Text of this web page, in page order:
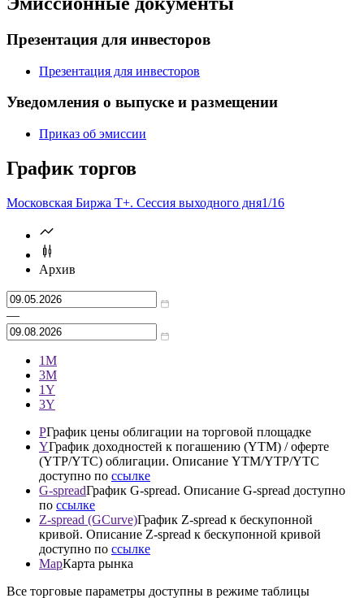
Цена
% от номинала
Презентация для инвесторов
Презентация для инвесторов
Уведомления о выпуске и размещении
График торгов
Московская Биржа T+. Сессия выходного дня
Архив
3М
1Y
3Y
PГрафик цены облигации на торговой площадке
YГрафик доходностей к погашению (YTM) / оферте
(YTP/YTC) облигации. Описание YTM/YTP/YTC
доступно поссылке
G-spreadГрафик G-spread. Описание G-spread доступно
поссылке
Z-spread (GCurve)
кривой. Описание Z-spread к бескупонной кривой